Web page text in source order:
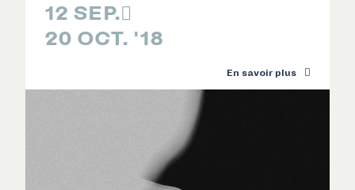
12 SEP.
20 OCT. '18
En savoir plus